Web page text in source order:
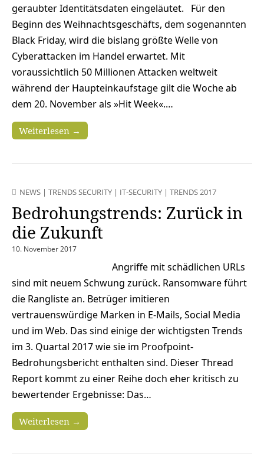
geraubter Identitätsdaten eingeläutet. Für den
Beginn des Weihnachtsgeschäfts, dem sogenannten
Black Friday, wird die bislang größte Welle von
Cyberattacken im Handel erwartet. Mit
voraussichtlich 50 Millionen Attacken weltweit
während der Haupteinkaufstage gilt die Woche ab
dem 20. November als »Hit Week«.…
Weiterlesen →
NEWS | TRENDS SECURITY | IT-SECURITY | TRENDS 2017
Bedrohungstrends: Zurück in
die Zukunft
10. November 2017
Angriffe mit schädlichen URLs
sind mit neuem Schwung zurück. Ransomware führt
die Rangliste an. Betrüger imitieren
vertrauenswürdige Marken in E-Mails, Social Media
und im Web. Das sind einige der wichtigsten Trends
im 3. Quartal 2017 wie sie im Proofpoint-
Bedrohungsbericht enthalten sind. Dieser Thread
Report kommt zu einer Reihe doch eher kritisch zu
bewertender Ergebnisse: Das…
Weiterlesen →